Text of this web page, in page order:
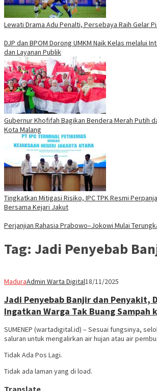
Lewati Drama Adu Penalti, Persebaya Raih Gelar
DJP dan BPOM Dorong UMKM Naik Kelas melalui
dan Layanan Publik
Gubernur Khofifah Bagikan Bendera Merah Putih
Kota Malang
Tingkatkan Mitigasi Risiko, IPC TPK Resmi
Bersama Kejari Jakut
Perjanjian Rahasia Prabowo–Jokowi Mulai
Tag: Jadi Penyebab
MaduraAdmin Warta Digital18/11/2025
Jadi Penyebab Banjir dan Penyakit,
Ingatkan Warga Tak Buang Sampah
SUMENEP (wartadigital.id) – Sesuai fungsinya,
saluran untuk mengalirkan air hujan atau air
Tidak Ada Pos Lagi.
Tidak ada laman yang di load.
Translate